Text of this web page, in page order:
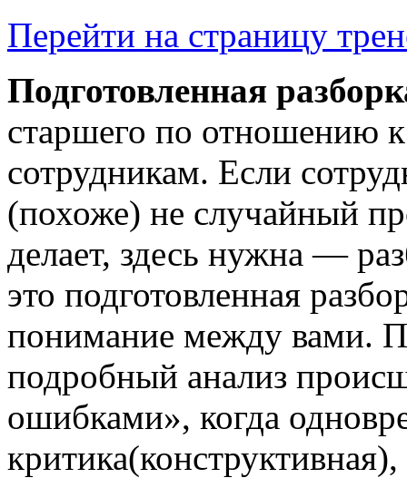
Перейти на страницу
Подготовленная
старшего по отношению
сотрудникам. Если
(похоже) не случайный
делает, здесь нужна —
это подготовленная
понимание между вами.
подробный анализ
ошибками», когда